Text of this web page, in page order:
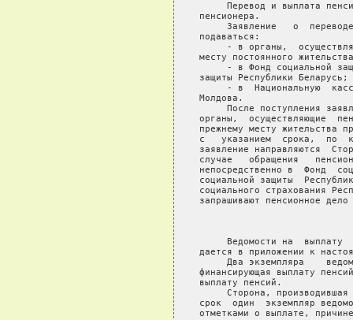
Перевод и выплата
пенсионера.
Заявление   о
подаваться:
- в органы,
месту постоянного
- в Фонд социальной
защиты Республики Беларусь;
- в  Национальную
Молдова.
После поступления
органы,  осуществляющие
прежнему месту жительства
с   указанием  срока,  по
заявление направляются
случае   обращения
непосредственно в  Фонд
социальной защиты
социального страхования
запрашивают пенсионное
Ведомости на  выплату
дается в приложении к
Два экземпляра
финансирующая выплату
выплату пенсий.
Сторона,
срок  один  экземпляр
отметками о выплате,